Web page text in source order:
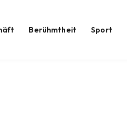
Berühmtheit Sport